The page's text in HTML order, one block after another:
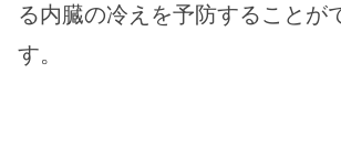
る内臓の冷えを予防することが
す。